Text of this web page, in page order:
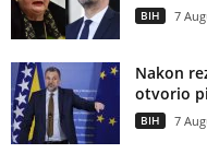
BIH 7
Nakon
otvorio
BIH 7